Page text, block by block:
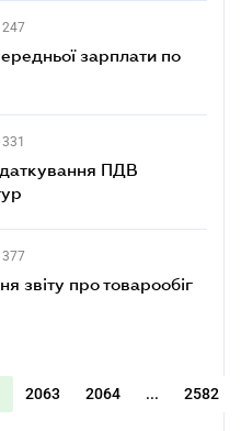
247
зарплати по
331
ПДВ
377
звіту про товарообіг
2063 2064 ... 2582